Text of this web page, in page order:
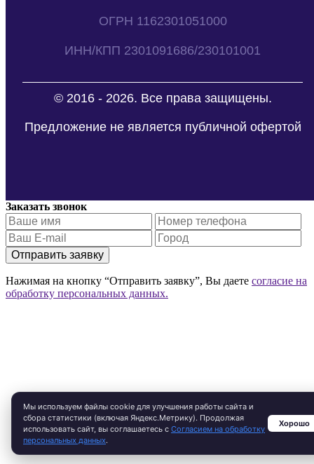
Мы используем файлы cookie для улучшения работы сайта и
сбора статистики (включая Яндекс.Метрику). Продолжая
использовать сайт, вы соглашаетесь с Согласием на обработку
персональных данных.
Хорошо
ОГРН 1162301051000
ИНН/КПП 2301091686/230101001
© 2016 - 2026. Все права защищены.
Предложение не является публичной офертой
Заказать звонок
Отправить заявку
Нажимая на кнопку “Отправить заявку”, Вы даете согласие на
обработку персональных данных.